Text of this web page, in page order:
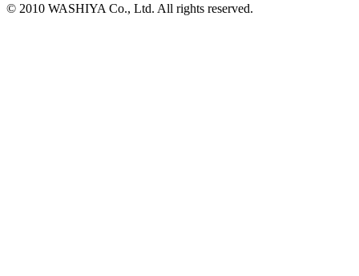
©️ 2010 WASHIYA Co., Ltd. All rights reserved.